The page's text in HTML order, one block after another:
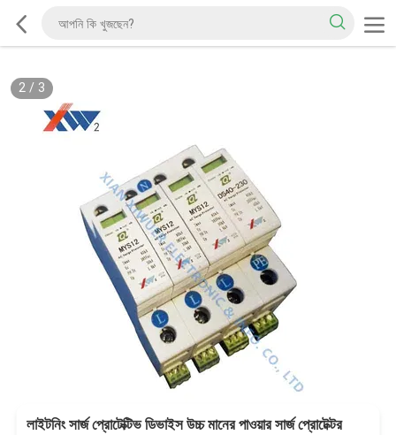
2/ 3
লাইটনিং সার্জ প্রোটেক্টিভ ডিভাইস উচ্চ মানের পাওয়ার সার্জ প্রোটেক্টর